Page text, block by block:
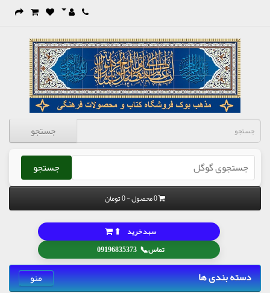
جستجو
جستجو
0 محصول - 0 تومان
تماس📞
09196835373
سبد خرید ⬆
دسته بندی ها منو